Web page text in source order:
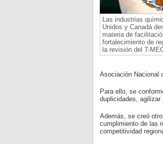
Las industrias
Unidos y Canadá
materia de
fortalecimiento de
la revisión del T-
Asociación Nacional
Para ello, se
duplicidades,
Además, se creó
cumplimiento de las
competitividad